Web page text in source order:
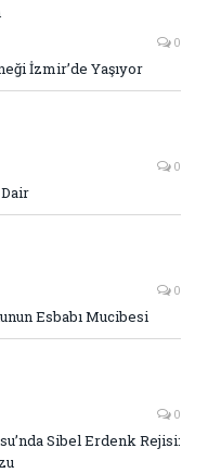
0
İzmir’de Yaşıyor
0
Dair
0
Esbabı Mucibesi
0
Sibel Erdenk Rejisi: